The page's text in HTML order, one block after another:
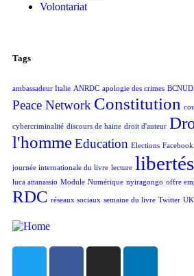
Volontariat
Tags
ambassadeur Italie ANRDC apologie des crimes
Peace Network Constitution
cybercriminalité discours de haine droit d'auteur
l'hommeEducation Elections Facebook
journée internationale du livre lecture
luca attanassio Module Numérique nyiragongo offre
RDC réseaux sociaux semaine du livre Twitter